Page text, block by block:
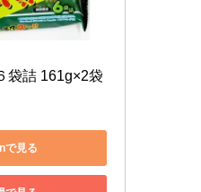
袋詰 161g×2袋
で見る